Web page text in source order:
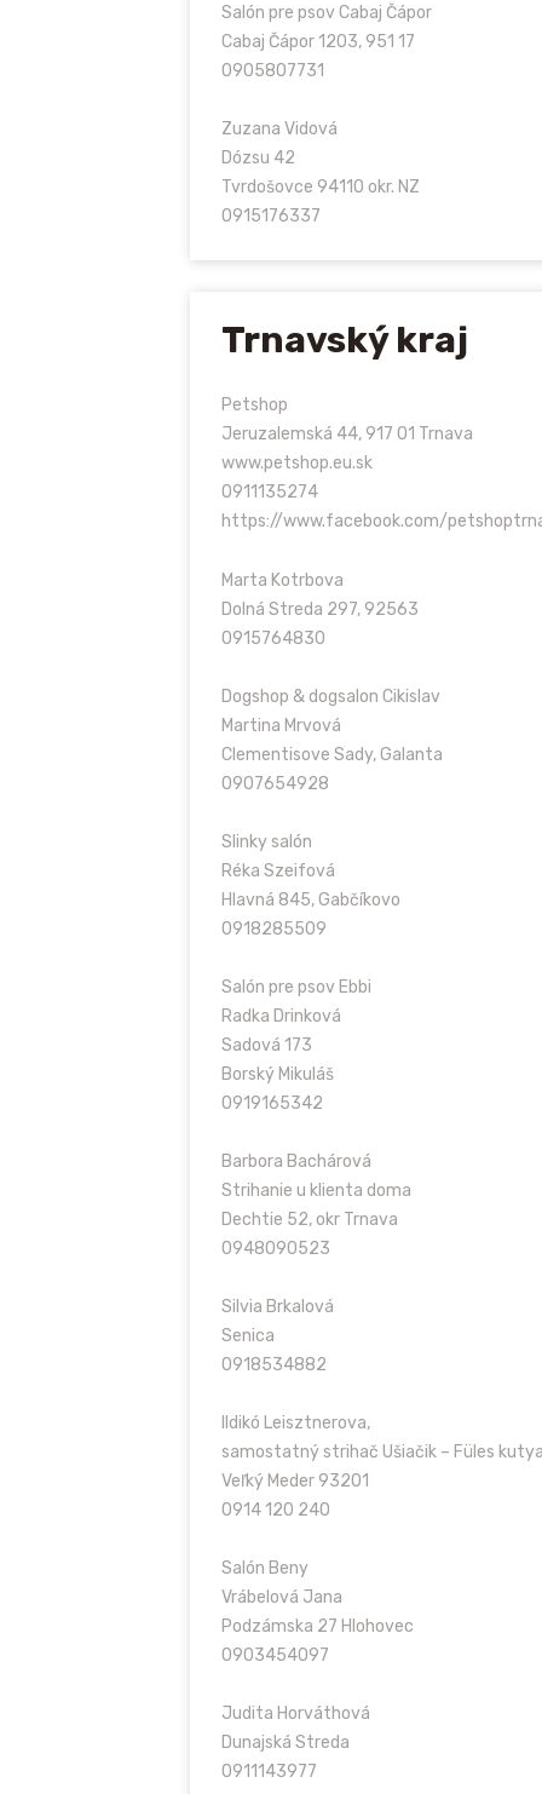
Salón pre psov Cabaj Čápor
Cabaj Čápor 1203, 951 17
0905807731
Zuzana Vidová
Dózsu 42
Tvrdošovce 94110 okr. NZ
0915176337
Trnavský kraj
Petshop
Jeruzalemská 44, 917 01 Trnava
www.petshop.eu.sk
0911135274
https://www.facebook.com/
Marta Kotrbova
Dolná Streda 297, 92563
0915764830
Dogshop & dogsalon Cikislav
Martina Mrvová
Clementisove Sady, Galanta
0907654928
Slinky salón
Réka Szeifová
Hlavná 845, Gabčíkovo
0918285509
Salón pre psov Ebbi
Radka Drinková
Sadová 173
Borský Mikuláš
0919165342
Barbora Bachárová
Strihanie u klienta doma
Dechtie 52, okr Trnava
0948090523
Silvia Brkalová
Senica
0918534882
Ildikó Leisztnerova,
samostatný strihač Ušiačik – Füles
Veľký Meder 93201
0914 120 240
Salón Beny
Vrábelová Jana
Podzámska 27 Hlohovec
0903454097
Judita Horváthová
Dunajská Streda
0911143977